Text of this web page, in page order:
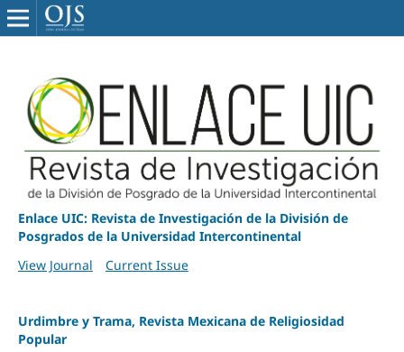
Enlace UIC: Revista de Investigación de la División de
Posgrados de la Universidad Intercontinental
View Journal
Current Issue
Urdimbre y Trama, Revista Mexicana de Religiosidad
Popular